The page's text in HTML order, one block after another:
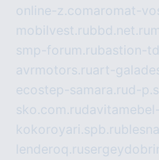
online-z.comaromat-
mobilvest.rubbd.net.ru
smp-forum.rubastion-
avrmotors.ruart-
ecostep-samara.rud-
sko.com.ru
kokoroyari.spb.ru
lenderoq.ru